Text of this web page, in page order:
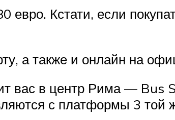
евро. Кстати, если
а также и онлайн на
вас в центр Рима — Bus
с платформы 3 той